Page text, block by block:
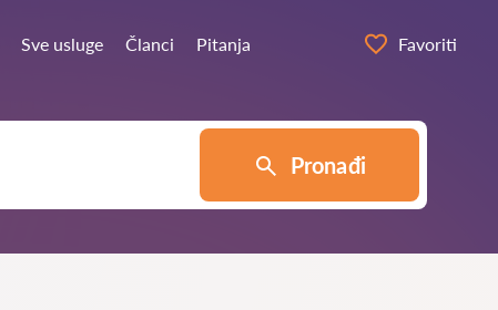
Sve usluge Članci Pitanja Favoriti
Pronađi